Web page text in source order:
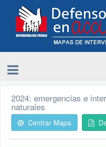
2024: emergencias e
naturales
Centrar Mapa